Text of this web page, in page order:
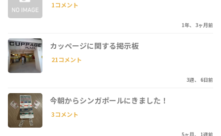
1コメント
1年、 3ヶ月前
カッページに関する掲示板
21コメント
3週、 6日前
今朝からシンガポールにきました！
3コメント
5ヶ月、 1週前